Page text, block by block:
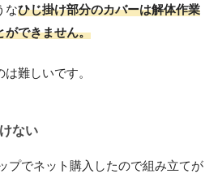
なひじ掛け部分のカバーは解体作業
ができません。
難しいです。
ない
プでネット購入したので組み立てが